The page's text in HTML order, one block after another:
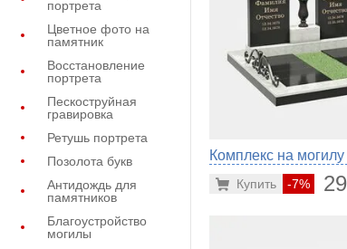
портрета
Цветное фото на
памятник
Восстановление
портрета
Пескоструйная
гравировка
Ретушь портрета
Позолота букв
Антидождь для
памятников
Благоустройство
могилы
Комплекс на
-7%
Купить